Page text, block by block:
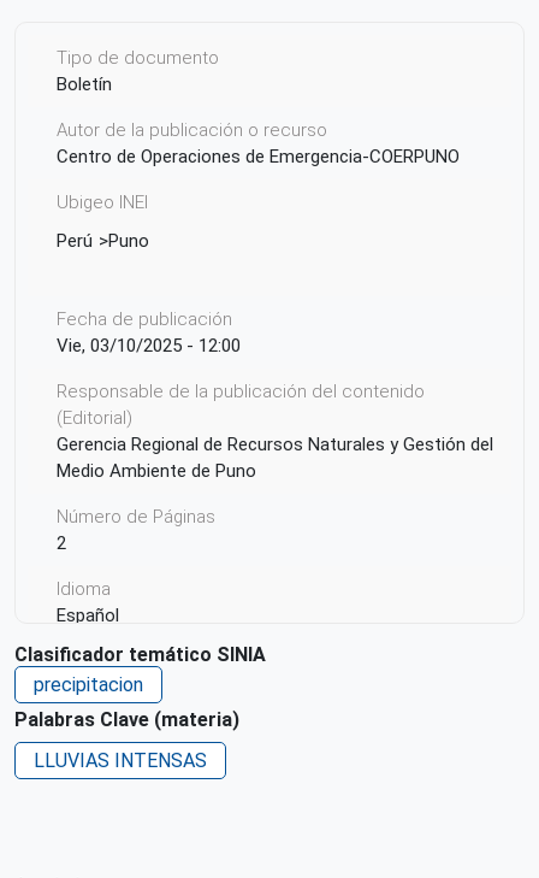
Tipo de documento
Boletín
Autor de la publicación o recurso
Centro de Operaciones de Emergencia-COERPUNO
Ubigeo INEI
Perú
Puno
Fecha de publicación
Vie, 03/10/2025 - 12:00
Responsable de la publicación del contenido
(Editorial)
Gerencia Regional de Recursos Naturales y Gestión del
Medio Ambiente de Puno
Número de Páginas
2
Idioma
Español
Ciudad de Origen
Puno
País de origen de la Publicación o Recurso
Perú
Clasificador temático SINIA
precipitacion
Palabras Clave (materia)
LLUVIAS INTENSAS